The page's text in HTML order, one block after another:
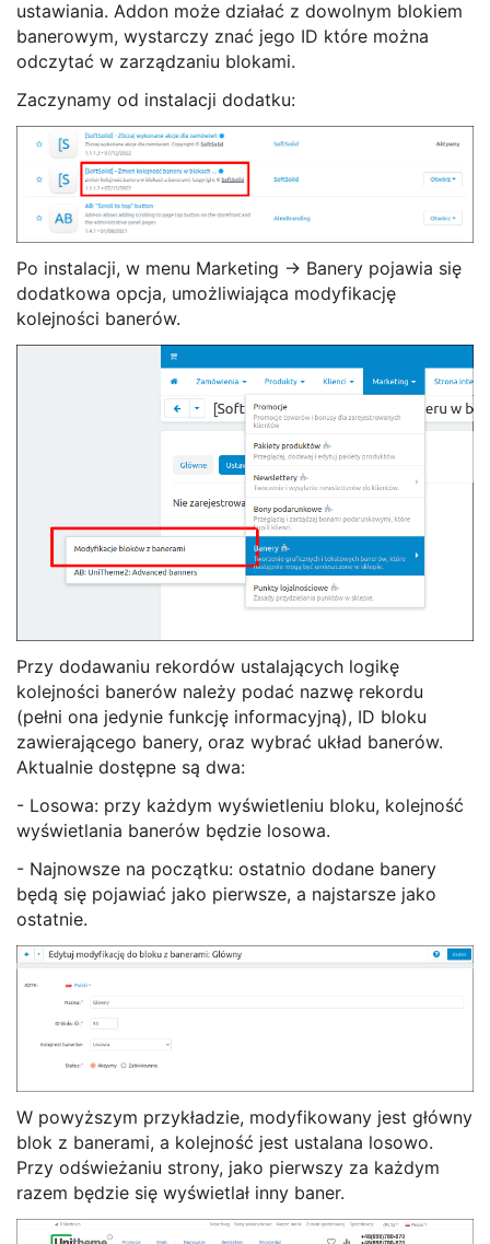
ustawiania. Addon może działać z dowolnym blokiem
banerowym, wystarczy znać jego ID które można
odczytać w zarządzaniu blokami.
Zaczynamy od instalacji dodatku:
Po instalacji, w menu Marketing -> Banery pojawia się
dodatkowa opcja, umożliwiająca modyfikację
kolejności banerów.
Przy dodawaniu rekordów ustalających logikę
kolejności banerów należy podać nazwę rekordu
(pełni ona jedynie funkcję informacyjną), ID bloku
zawierającego banery, oraz wybrać układ banerów.
Aktualnie dostępne są dwa:
- Losowa: przy każdym wyświetleniu bloku, kolejność
wyświetlania banerów będzie losowa.
- Najnowsze na początku: ostatnio dodane banery
będą się pojawiać jako pierwsze, a najstarsze jako
ostatnie.
W powyższym przykładzie, modyfikowany jest główny
blok z banerami, a kolejność jest ustalana losowo.
Przy odświeżaniu strony, jako pierwszy za każdym
razem będzie się wyświetlał inny baner.